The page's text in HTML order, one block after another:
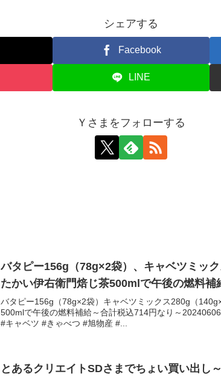
シェアする
Facebook
LINE
Ｙさまをフォローする
バタピー156g（78g×2袋）、キャベツミッ
たかい伊右衛門焙じ茶500mlで午後の燃料補
バタピー156g（78g×2袋）キャベツミックス280g（
500mlで午後の燃料補給～合計税込714円なり～
#キャベツ #きゃべつ #旭物産 #...
とあるクリエイトSDさまでちょい買い出し～